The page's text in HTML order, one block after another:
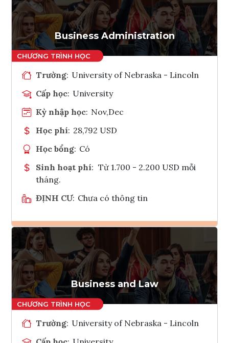
Tham vấn Interlink
Business Administration
Trường: University of Nebraska - Lincoln
Cấp học: University
Kỳ nhập học: Nov,Dec
Học phí: 28,792 USD
Học bổng: Có
Sinh hoạt phí: Từ 1.700 - 2.200 USD mỗi
tháng.
ĐỊNH CƯ: Chưa có thông tin
Ghi danh
Tham vấn Interlink
Business and Law
Trường: University of Nebraska - Lincoln